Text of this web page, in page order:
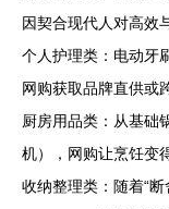
因契合现代人对高效
个人护理类：电动牙
网购获取品牌直供或
厨房用品类：从基础
机），网购让烹饪变
收纳整理类：随着“